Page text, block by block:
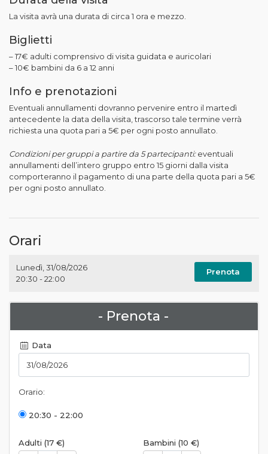
La visita avrà una durata di circa 1 ora e mezzo.
Biglietti
– 17€ adulti comprensivo di visita guidata e auricolari
– 10€ bambini da 6 a 12 anni
Info e prenotazioni
Eventuali annullamenti dovranno pervenire entro il martedì
antecedente la data della visita, trascorso tale termine verrà
richiesta una quota pari a 5€ per ogni posto annullato.
Condizioni per gruppi a partire da 5 partecipanti:eventuali
annullamenti dell’intero gruppo entro 15 giorni dalla visita
comporteranno il pagamento di una parte della quota pari a 5€
per ogni posto annullato.
Orari
Lunedì 31/08/2026
20:30 - 22:00
Prenota
- Prenota -
Data
Orario:
20:30 - 22:00
Adulti (17 €) Bambini (10 €)